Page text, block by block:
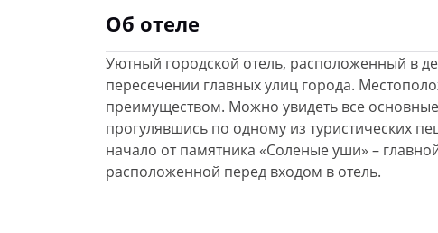
Об отеле
Уютный городской отель, расположенный в
пересечении главных улиц города.
преимуществом. Можно увидеть все
прогулявшись по одному из туристических
начало от памятника «Соленые уши» –
расположенной перед входом в отель.